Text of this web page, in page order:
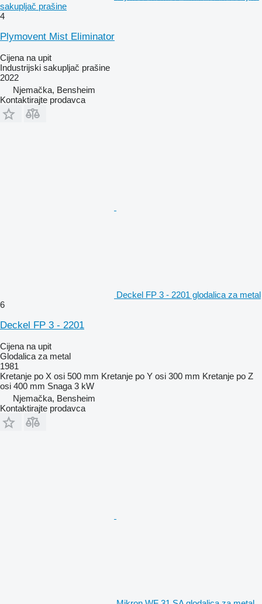
sakupljač prašine
4
Plymovent Mist Eliminator
Cijena na upit
Industrijski sakupljač prašine
2022
Njemačka, Bensheim
Kontaktirajte prodavca
Deckel FP 3 - 2201 glodalica za metal
6
Deckel FP 3 - 2201
Cijena na upit
Glodalica za metal
1981
Kretanje po X osi 500 mm Kretanje po Y osi 300 mm Kretanje po Z
osi 400 mm Snaga 3 kW
Njemačka, Bensheim
Kontaktirajte prodavca